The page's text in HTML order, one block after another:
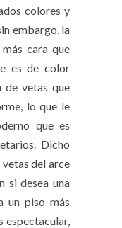
colores y
embargo, la
cara que
es de color
de vetas que
lo que le
que es
Dicho
del arce
si desea una
un piso más
espectacular,